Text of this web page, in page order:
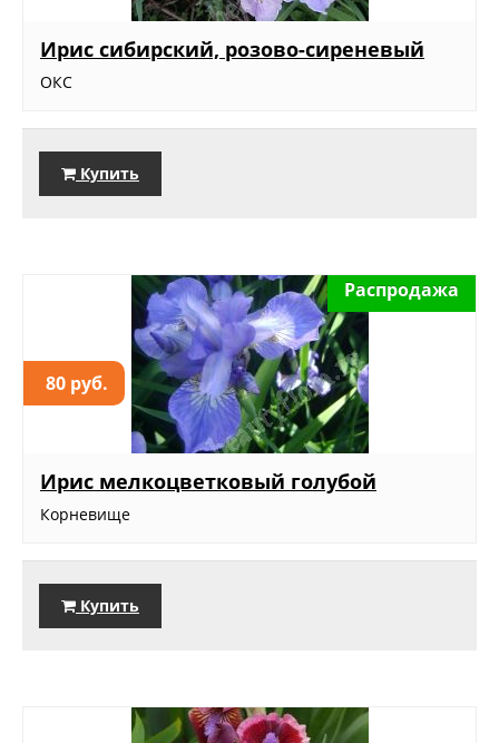
Ирис сибирский, розово-сиреневый
ОКС
Купить
80 руб.
Распродажа
Ирис мелкоцветковый голубой
Корневище
Купить